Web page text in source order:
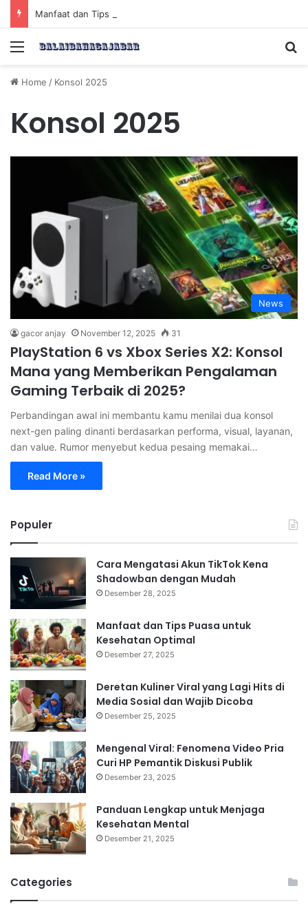
Manfaat dan Tips Puasa untuk Kesehatan Optimal
Menu
Home / Konsol 2025
Konsol 2025
News
gacor anjay November 12, 2025 31
PlayStation 6 vs Xbox Series X2: Konsol
Mana yang Memberikan Pengalaman
Gaming Terbaik di 2025?
Perbandingan awal ini membantu kamu menilai dua konsol
next-gen paling dinanti berdasarkan performa, visual, layanan,
dan value. Rumor menyebut kedua pesaing memakai…
Read More »
Populer
Cara Mengatasi Akun TikTok Kena
Shadowban dengan Mudah
Desember 28, 2025
Manfaat dan Tips Puasa untuk
Kesehatan Optimal
Desember 27, 2025
Deretan Kuliner Viral yang Lagi Hits di
Media Sosial dan Wajib Dicoba
Desember 25, 2025
Mengenal Viral: Fenomena Video Pria
Curi HP Pemantik Diskusi Publik
Desember 23, 2025
Panduan Lengkap untuk Menjaga
Kesehatan Mental
Desember 21, 2025
Categories